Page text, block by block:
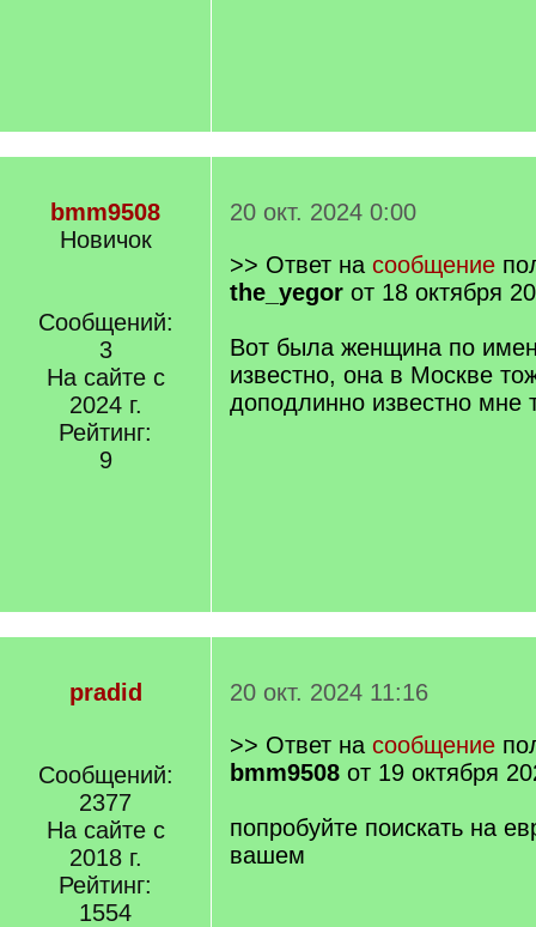
bmm9508
Новичок
Сообщений:
3
На сайте с
2024 г.
Рейтинг:
9
20 окт. 2024 0:00
>> Ответ на сообщение
the_yegor от 18 октября
Вот была женщина по
известно, она в Москве
доподлинно известно мне
pradid
Сообщений:
2377
На сайте с
2018 г.
Рейтинг:
1554
20 окт. 2024 11:16
>> Ответ на сообщение
bmm9508 от 19 октября
попробуйте поискать на
вашем